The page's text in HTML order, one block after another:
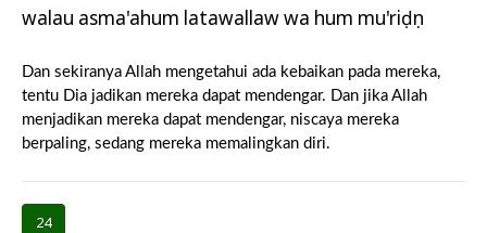
walau asma'ahum latawallaw wa hum mu'riḍụn
Dan sekiranya Allah mengetahui ada kebaikan pada mereka,
tentu Dia jadikan mereka dapat mendengar. Dan jika Allah
menjadikan mereka dapat mendengar, niscaya mereka
berpaling, sedang mereka memalingkan diri.
24